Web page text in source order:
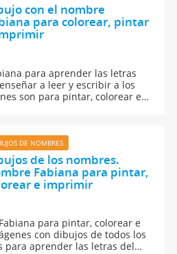
con el nombre
para colorear, pintar
para aprender las letras
a leer y escribir a los
son para pintar, colorear e
DE NOMBRES
de los nombres.
Fabiana para pintar,
e imprimir
para pintar, colorear e
con dibujos de todos los
para aprender las letras del